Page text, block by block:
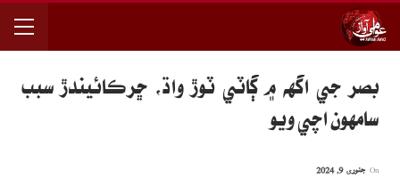
بصر جي اگهه ۾ ڳاٽي ٽوڙ واڌ، ڇرڪائيندڙ سبب
سامهون اچي ويو